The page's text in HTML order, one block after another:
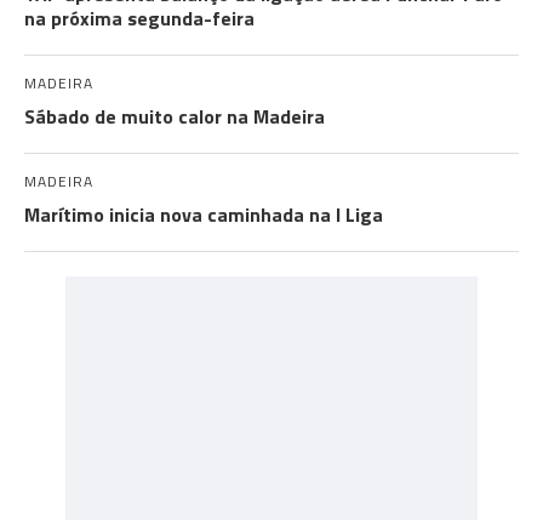
na próxima segunda-feira
MADEIRA
Sábado de muito calor na Madeira
MADEIRA
Marítimo inicia nova caminhada na I Liga